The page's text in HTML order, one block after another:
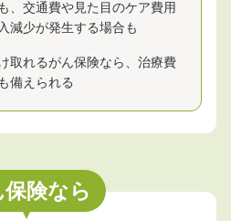
、交通費や見た目のケア費用
減少が発生する場合も
取れるがん保険なら、治療費
備えられる
険なら